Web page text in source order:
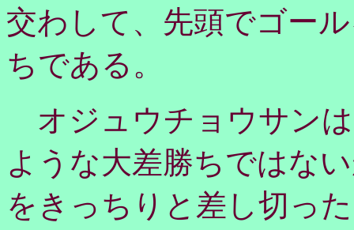
交わして、先頭でゴー
ちである。
オジュウチョウサン
ような大差勝ちではな
をきっちりと差し切っ